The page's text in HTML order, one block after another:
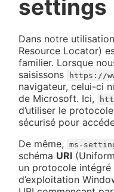
settings
Dans notre
Resource Locator)
familier. Lorsque
saisissons
https://
navigateur, celui-ci
de Microsoft. Ici,
d’utiliser le
sécurisé pour
De même,
ms-
schéma URI
un protocole
d’exploitation